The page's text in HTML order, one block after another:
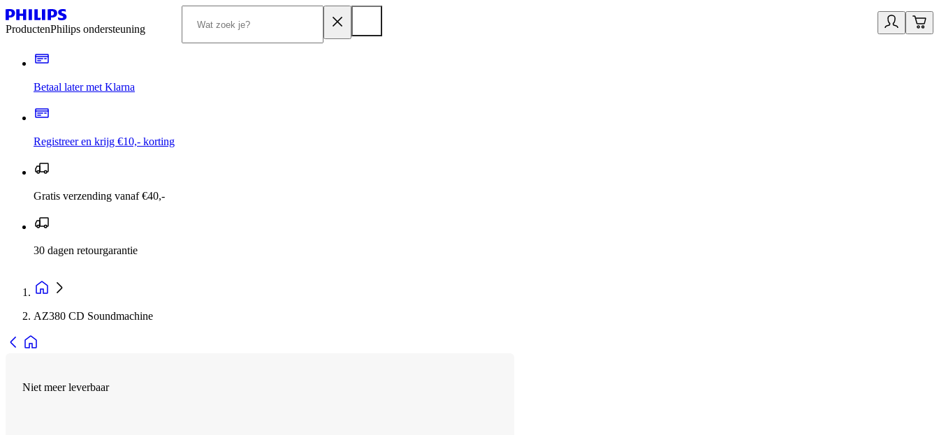
ProductenPhilips ondersteuning
Betaal later met Klarna
Registreer en krijg €10,- korting
Gratis verzending vanaf €40,-
30 dagen retourgarantie
AZ380 CD Soundmachine
Niet meer leverbaar